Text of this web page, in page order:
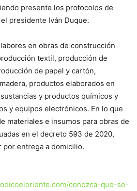
presente los protocolos de
presidente Iván Duque.
en obras de construcción
textil, producción de
de papel y cartón,
productos elaborados en
y productos químicos y
y equipos electrónicos. En lo que
materiales e insumos para obras de
en el decreto 593 de 2020,
por entrega a domicilio.
conozca-que-se-